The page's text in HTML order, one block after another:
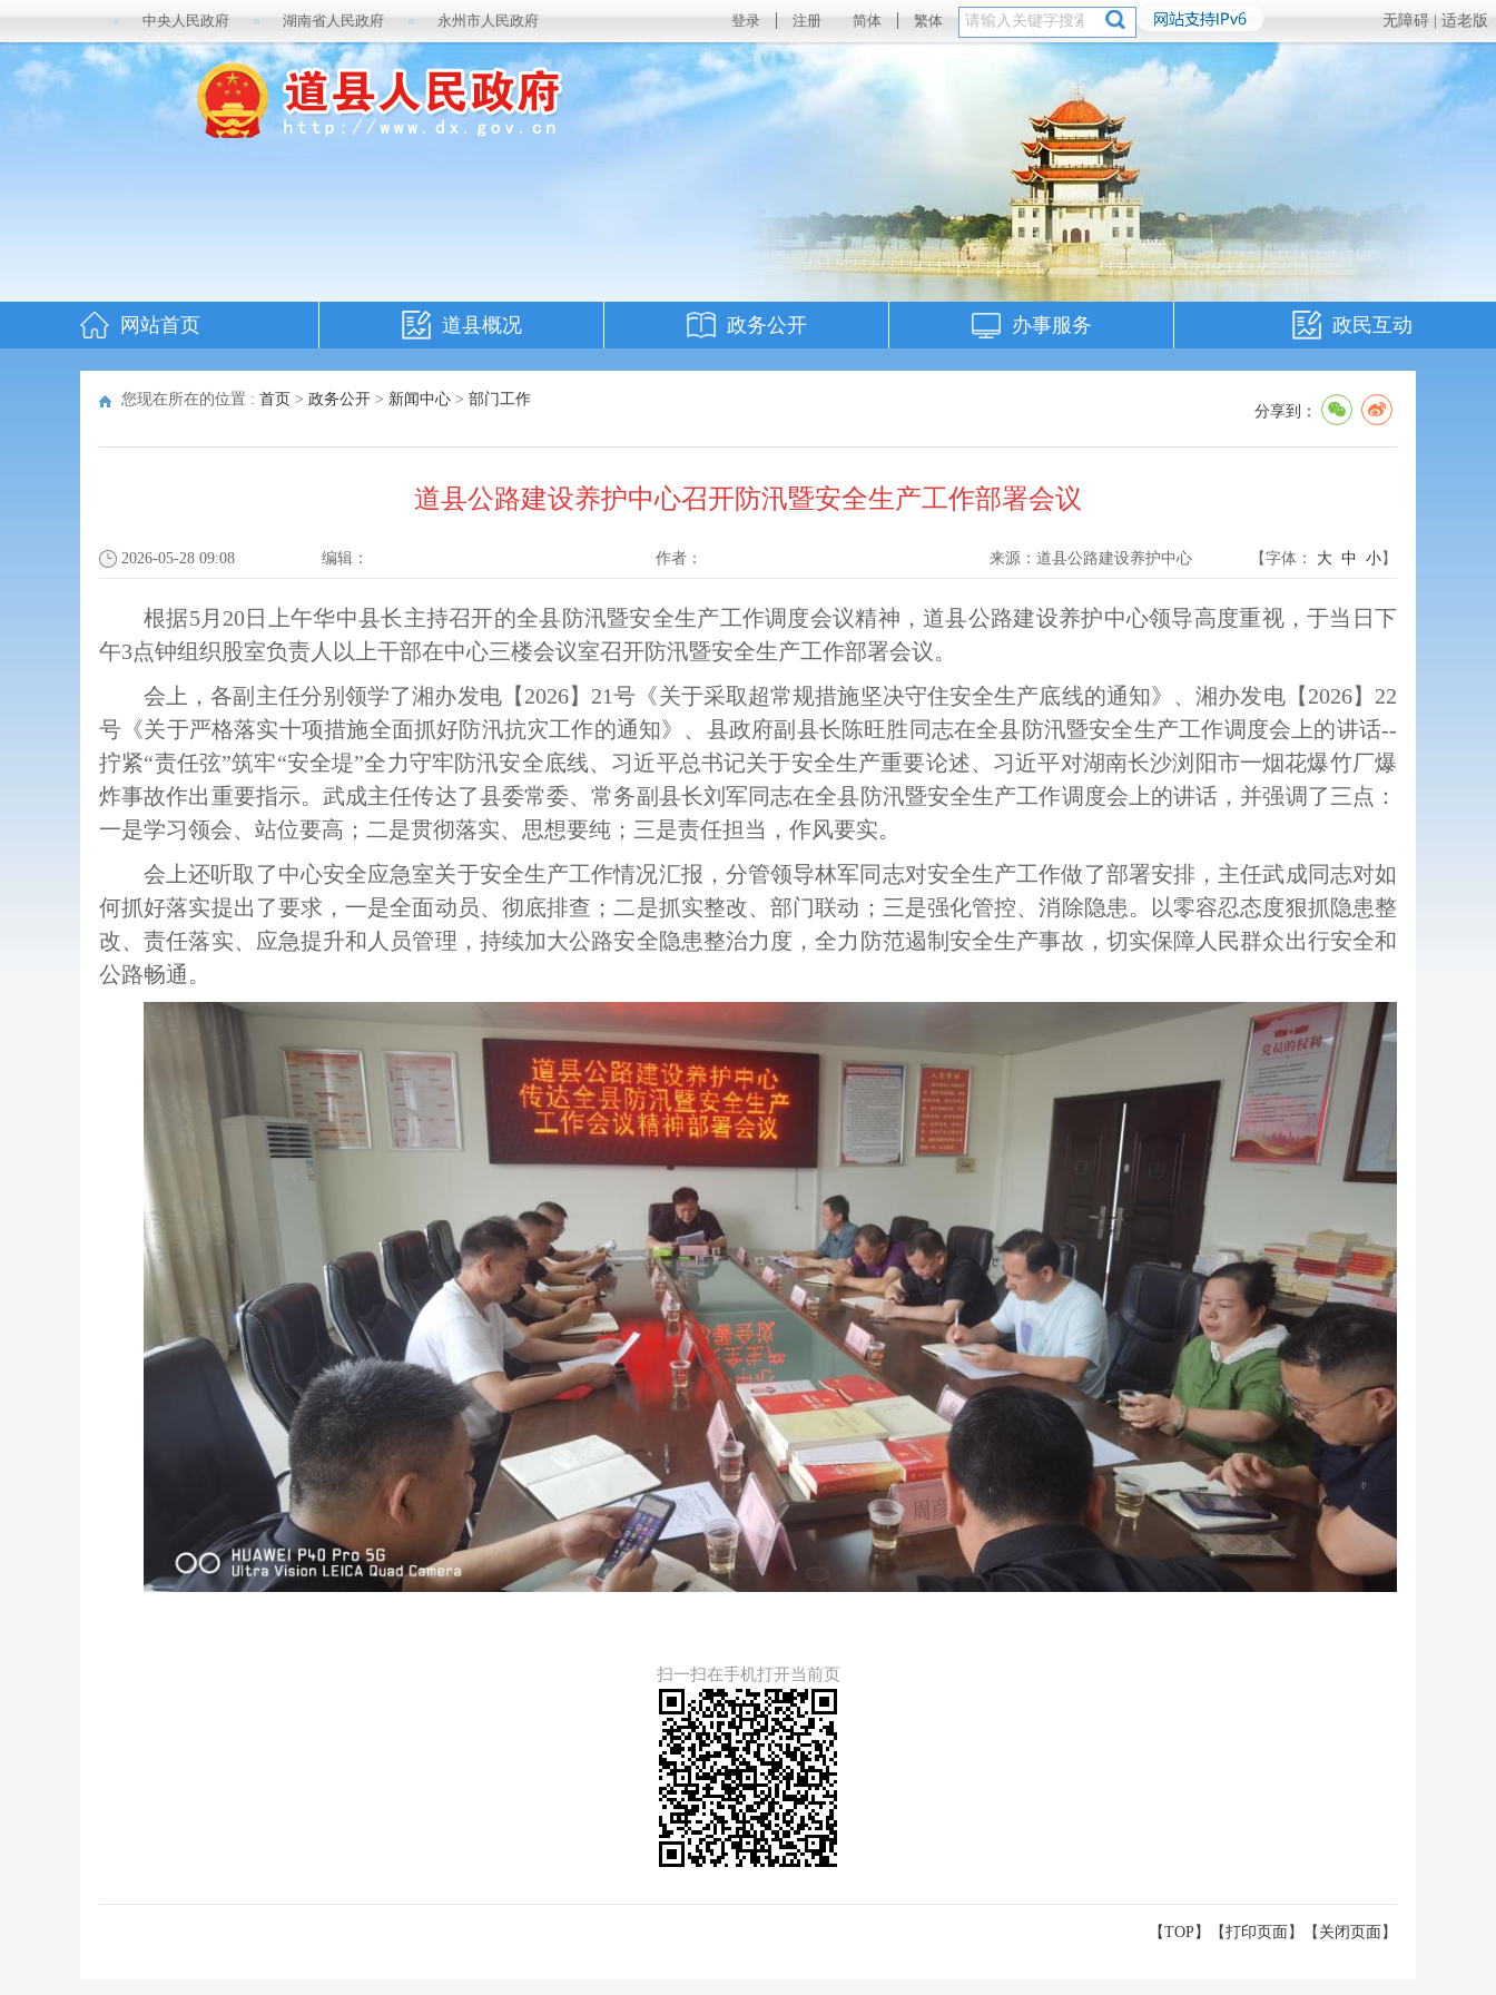
中央人民政府 湖南省人民政府 永州市人民政府 登录 注册 简体 繁体 无障碍 | 适老版
网站首页 道县概况 政务公开 办事服务 政民互动
您现在所在的位置 : 首页 > 政务公开 > 新闻中心 > 部门工作
分享到：
道县公路建设养护中心召开防汛暨安全生产工作部署会议
2026-05-28 09:08 编辑： 作者： 来源： 道县公路建设养护中心 【字体： 大 中 小】
根据5月20日上午华中县长主持召开的全县防汛暨安全生产工作调度会议精神，道县公路建设养护中心领导高度重视，于当日下
午3点钟组织股室负责人以上干部在中心三楼会议室召开防汛暨安全生产工作部署会议。
会上，各副主任分别领学了湘办发电【2026】21号《关于采取超常规措施坚决守住安全生产底线的通知》、湘办发电【2026】22
号《关于严格落实十项措施全面抓好防汛抗灾工作的通知》、县政府副县长陈旺胜同志在全县防汛暨安全生产工作调度会上的讲话--
拧紧“责任弦”筑牢“安全堤”全力守牢防汛安全底线、习近平总书记关于安全生产重要论述、习近平对湖南长沙浏阳市一烟花爆竹厂爆
炸事故作出重要指示。武成主任传达了县委常委、常务副县长刘军同志在全县防汛暨安全生产工作调度会上的讲话，并强调了三点：
一是学习领会、站位要高；二是贯彻落实、思想要纯；三是责任担当，作风要实。
会上还听取了中心安全应急室关于安全生产工作情况汇报，分管领导林军同志对安全生产工作做了部署安排，主任武成同志对如
何抓好落实提出了要求，一是全面动员、彻底排查；二是抓实整改、部门联动；三是强化管控、消除隐患。以零容忍态度狠抓隐患整
改、责任落实、应急提升和人员管理，持续加大公路安全隐患整治力度，全力防范遏制安全生产事故，切实保障人民群众出行安全和
公路畅通。
扫一扫在手机打开当前页
【TOP】 【打印页面 】【 关闭页面 】